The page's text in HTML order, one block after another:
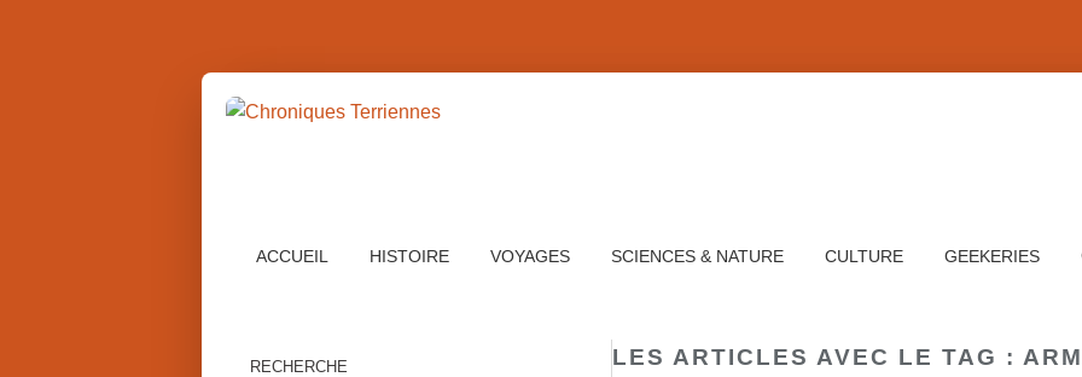
ACCUEIL HISTOIRE VOYAGES SCIENCES & NATURE CULTURE GEEKERIES
LES ARTICLES AVEC LE TAG :
RECHERCHE